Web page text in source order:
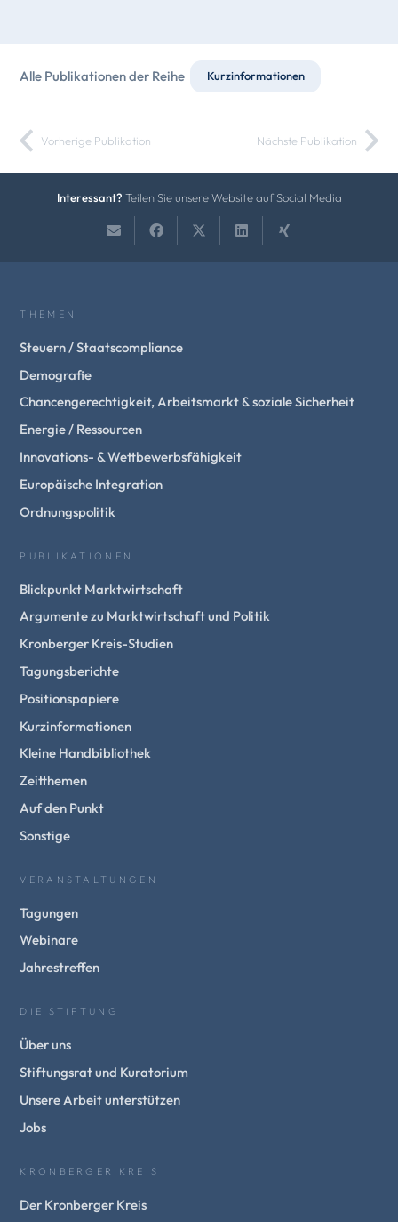
Alle Publikationen der Reihe Kurzinformationen
Vorherige Publikation Nächste Publikation
Interessant? Teilen Sie unsere Website auf Social Media
THEMEN
Steuern / Staatscompliance
Demografie
Chancengerechtigkeit, Arbeitsmarkt & soziale Sicherheit
Energie / Ressourcen
Innovations- & Wettbewerbsfähigkeit
Europäische Integration
Ordnungspolitik
PUBLIKATIONEN
Blickpunkt Marktwirtschaft
Argumente zu Marktwirtschaft und Politik
Kronberger Kreis-Studien
Tagungsberichte
Positionspapiere
Kurzinformationen
Kleine Handbibliothek
Zeitthemen
Auf den Punkt
Sonstige
VERANSTALTUNGEN
Tagungen
Webinare
Jahrestreffen
DIE STIFTUNG
Über uns
Stiftungsrat und Kuratorium
Unsere Arbeit unterstützen
Jobs
KRONBERGER KREIS
Der Kronberger Kreis